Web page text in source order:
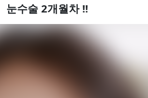
눈수술 2개월차 !!